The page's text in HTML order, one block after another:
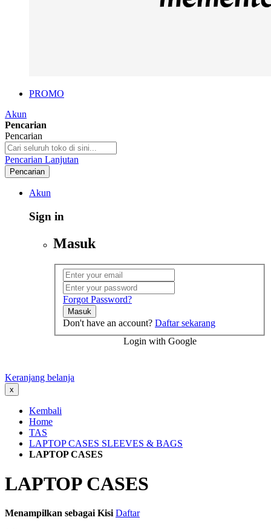
PROMO
Akun
Pencarian
Pencarian
Pencarian Lanjutan
Pencarian
Akun
Sign in
Masuk
Forgot Password?
Masuk
Don't have an account? Daftar sekarang
Login with Google
Keranjang belanja
x
Kembali
Home
TAS
LAPTOP CASES SLEEVES & BAGS
LAPTOP CASES
LAPTOP CASES
Menampilkan sebagai Kisi Daftar